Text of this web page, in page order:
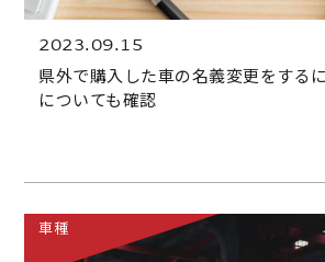
2023.09.15
県外で購入した車の名義変更をする
についても確認
車種